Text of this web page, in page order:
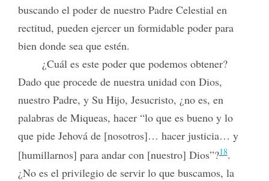
buscando el poder de nuestro Padre Celestial en
rectitud, pueden ejercer un formidable poder para
bien donde sea que estén.
¿Cuál es este poder que podemos obtener?
Dado que procede de nuestra unidad con Dios,
nuestro Padre, y Su Hijo, Jesucristo, ¿no es, en
palabras de Miqueas, hacer “lo que es bueno y lo
que pide Jehová de [nosotros]… hacer justicia… y
[humillarnos] para andar con [nuestro] Dios”?18.
¿No es el privilegio de servir lo que buscamos, la